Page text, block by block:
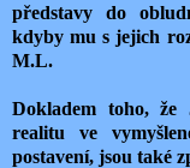
představy do
kdyby mu s jejich
M.L.
Dokladem toho,
realitu ve
postavení, jsou také